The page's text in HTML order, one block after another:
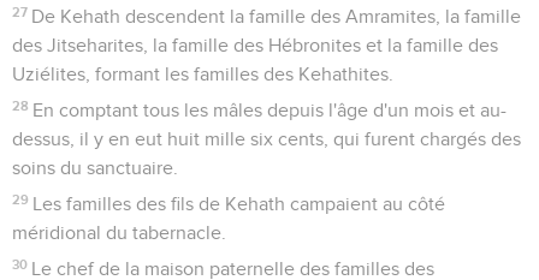
27 De Kehath descendent la famille des Amramites, la famille
des Jitseharites, la famille des Hébronites et la famille des
Uziélites, formant les familles des Kehathites.
28 En comptant tous les mâles depuis l'âge d'un mois et au-
dessus, il y en eut huit mille six cents, qui furent chargés des
soins du sanctuaire.
29 Les familles des fils de Kehath campaient au côté
méridional du tabernacle.
30 Le chef de la maison paternelle des familles des